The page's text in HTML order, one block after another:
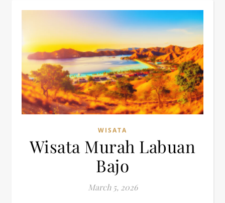
WISATA
Wisata Murah Labuan
Bajo
March 5, 2026